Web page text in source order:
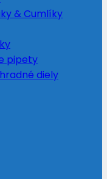
& Cumlíky
pipety
diely